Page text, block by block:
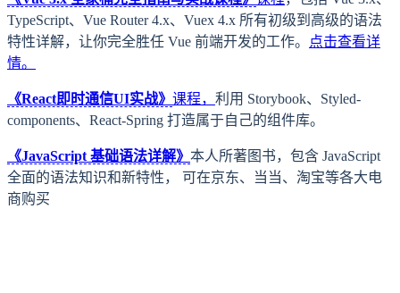
TypeScript、Vue Router 4.x、Vuex 4.x 所有初级到高级的语法
特性详解，让你完全胜任 Vue 前端开发的工作。
点击查看详
情。
《React即时通信UI实战》 课程， 利用 Storybook、Styled-
components、React-Spring 打造属于自己的组件库。
《JavaScript 基础语法详解》 本人所著图书，包含 JavaScript
全面的语法知识和新特性， 可在京东、当当、淘宝等各大电
商购买